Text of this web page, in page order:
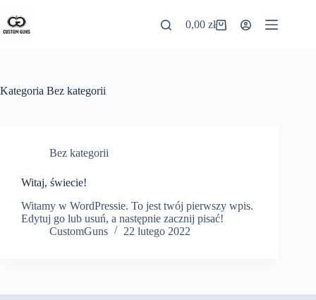
0,00zł
Kategoria Bez kategorii
Bez kategorii
Witaj, świecie!
Witamy w WordPressie. To jest twój pierwszy wpis.
Edytuj go lub usuń, a następnie zacznij pisać!
CustomGuns
22 lutego 2022